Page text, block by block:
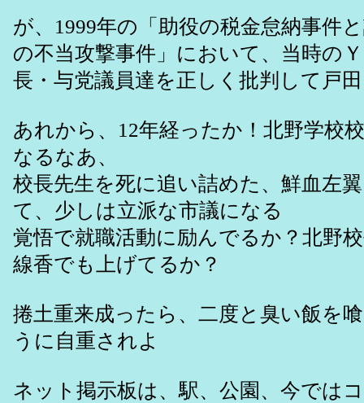
が、1999年の「助役の税金怠納事件
の不当攻撃事件」において、当時の
長・与党議員達を正しく批判して戸
あれから、12年経ったか！北野学校
なるなあ、
校長先生を死に追い詰めた、鮮血左
て、少しは立派な市議になる
覚悟で就職活動に励んでるか？北野
線香でも上げてるか？
捲土重来成ったら、二度と臭い飯を
うに自重されよ
ネット掲示板は、駅、公園、今では